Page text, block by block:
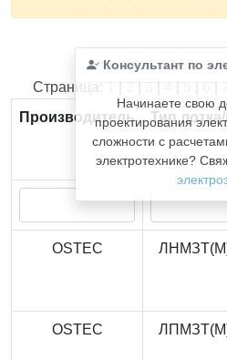
Консультант по
Начинаете свою
проектирования
сложности с
электротехнике?
Найдено366из
Страница: 1 | 2 | 3 | 4 | 5 | 6 |
Производитель
Тип
OSTEC
OSTEC